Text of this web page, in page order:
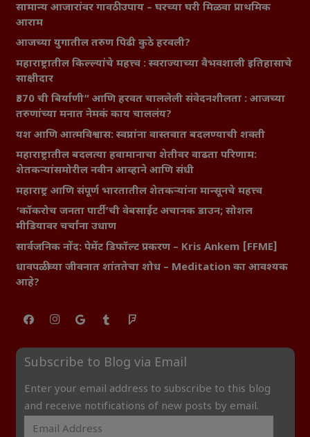
सामान्य आजारांवर गावठी उपाय – घरच्या घरी मिळवा प्राथमिक
आराम
आजच्या युगातील तरुण पिढी कुठे हरवली?
महाराष्ट्रातील किल्ल्यांचे महत्त्व : स्वराज्याच्या वैभवशाली इतिहासाचे
साक्षीदार
₹370 ची बिर्याणी” आणि हरवत चाललेली संवेदनशीलता : आजच्या
तरुणांच्या मनात नेमकं काय चाललंय?
यश आणि आत्मविश्वास: स्वप्नांना वास्तवात बदलण्याची शक्ती
महाराष्ट्रातील बदलत्या हवामानाचा शेतीवर वाढता परिणाम:
शेतकऱ्यांसमोरील नवीन आव्हाने आणि संधी
महाराष्ट्र आणि संपूर्ण भारतातील शेतकऱ्यांना मान्सूनचे महत्त्व
‘कॉकरोच जनता पार्टी’ची वेबसाईट अचानक डाउन; सोशल
मीडियावर चर्चांना उधाण
सार्वजनिक नोंद: पेमेंट डिफॉल्ट प्रकरण – Kris Ankem [FFME]
धावपळीच्या जीवनात शांततेचा शोध – Meditation का आवश्यक
आहे?
Subscribe to Blog via Email
Enter your email address to subscribe to this blog
and receive notifications of new posts by email.